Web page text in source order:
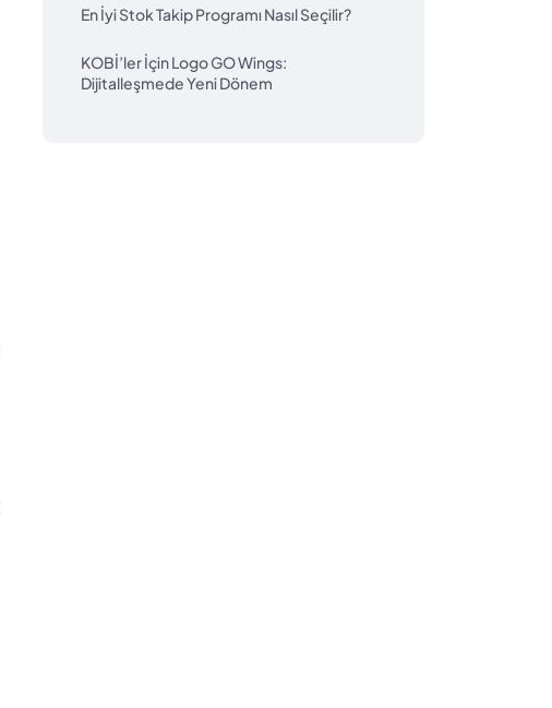
En İyi Stok Takip Programı Nasıl Seçilir?
KOBİ’ler İçin Logo GO Wings:
Dijitalleşmede Yeni Dönem